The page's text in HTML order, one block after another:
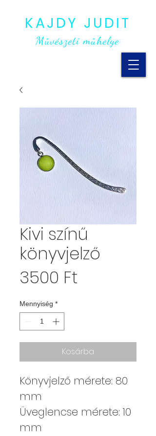
KAJDY JUDIT
Művészeti műhelye
Kivi színű
könyvjelző
3500 Ft
Mennyiség *
Kosárba
Könyvjelző mérete: 80
mm
Üveglencse mérete: 10
mm